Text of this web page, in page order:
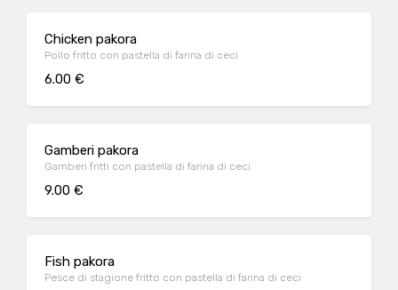
Chicken pakora
Pollo fritto con pastella di farina di ceci
6.00 €
Gamberi pakora
Gamberi fritti con pastella di farina di ceci
9.00 €
Fish pakora
Pesce di stagione fritto con pastella di farina di ceci